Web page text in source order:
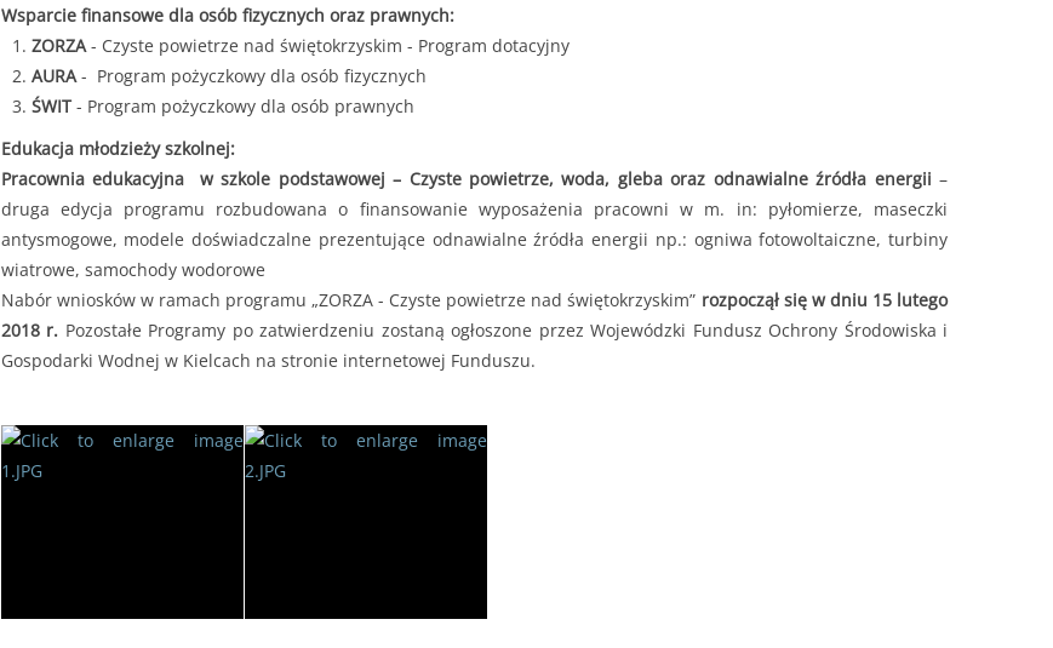
Wsparcie finansowe dla osób fizycznych oraz prawnych:
ZORZA- Czyste powietrze nad świętokrzyskim - Program dotacyjny
AURA- Program pożyczkowy dla osób fizycznych
ŚWIT- Program pożyczkowy dla osób prawnych
Edukacja młodzieży szkolnej:
Pracownia edukacyjna w szkole podstawowej – Czyste powietrze, woda, gleba oraz odnawialne źródła energii –
druga edycja programu rozbudowana o finansowanie wyposażenia pracowni w m. in: pyłomierze, maseczki
antysmogowe, modele doświadczalne prezentujące odnawialne źródła energii np.: ogniwa fotowoltaiczne, turbiny
wiatrowe, samochody wodorowe
Nabór wniosków w ramach programu „ZORZA - Czyste powietrze nad świętokrzyskim” rozpoczął się w dniu 15 lutego
2018 r. Pozostałe Programy po zatwierdzeniu zostaną ogłoszone przez Wojewódzki Fundusz Ochrony Środowiska i
Gospodarki Wodnej w Kielcach na stronie internetowej Funduszu.